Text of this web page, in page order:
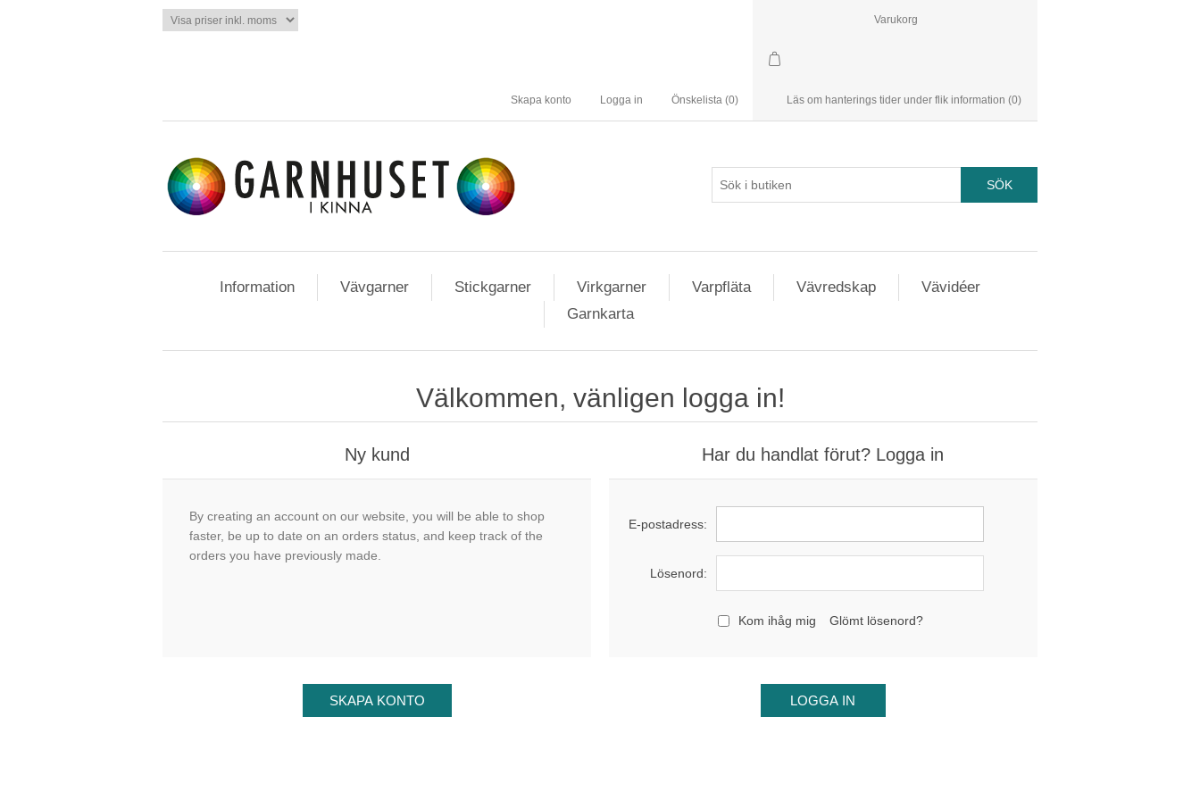
Skapa konto Logga in Önskelista (0)
Varukorg
Läs om hanterings tider under flik information (0)
Information Vävgarner Stickgarner Virkgarner Varpfläta Vävredskap
Vävidéer
Garnkarta
Välkommen, vänligen logga in!
Ny kund
By creating an account on our website, you will be able to shop
faster, be up to date on an orders status, and keep track of the
orders you have previously made.
Har du handlat förut? Logga in
E-postadress:
Lösenord:
Kom ihåg mig Glömt lösenord?